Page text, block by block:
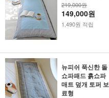
219,000원
149,000원
1,490원 적립
뉴피쉬 푹신한 돌
쇼파패드 흙쇼파
매트 덮개 토퍼 보
료형